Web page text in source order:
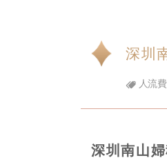
深圳
人流
深圳南山